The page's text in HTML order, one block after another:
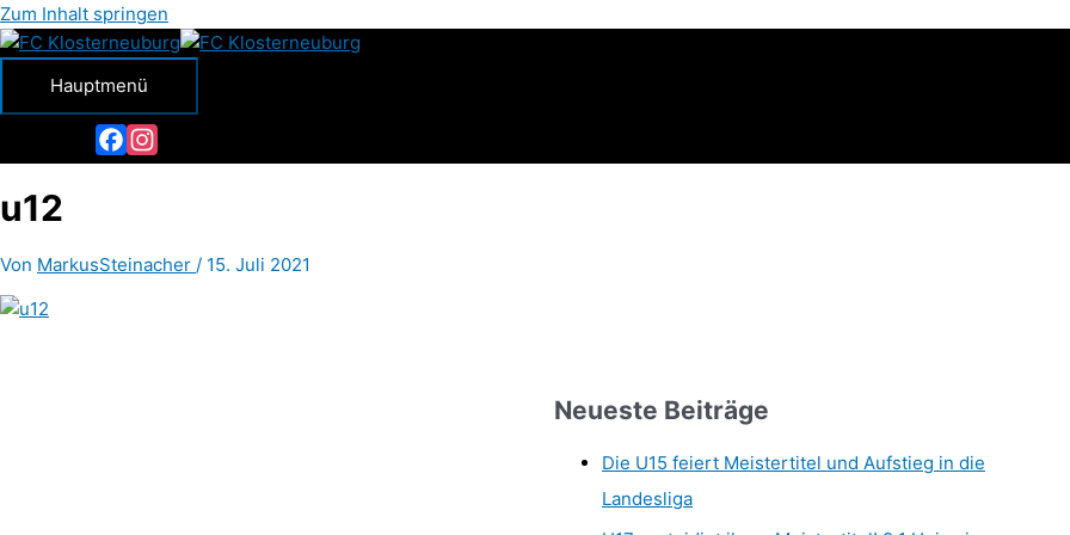
Zum Inhalt springen
Hauptmenü
Facebook
Instagram
u12
Von MarkusSteinacher / 15. Juli 2021
Neueste Beiträge
Die U15 feiert Meistertitel und Aufstieg in die
Landesliga